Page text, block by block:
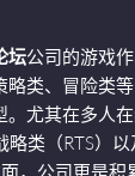
坛公司的游戏
略类、冒险类
。尤其在多人
略类（RTS）